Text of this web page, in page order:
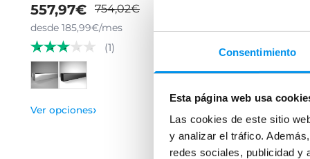
Consentimiento
Esta página web usa
Las cookies de este sitio
y analizar el tráfico.
redes sociales, publicidad y
557,97€ 754,02€
desde 185,99€/mes
(1)
Ver opciones›
Ver